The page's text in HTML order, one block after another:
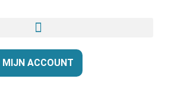
MIJN ACCOUNT